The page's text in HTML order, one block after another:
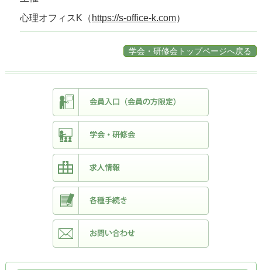
心理オフィスK（ https://s-office-k.com）
学会・研修会トップページへ戻る